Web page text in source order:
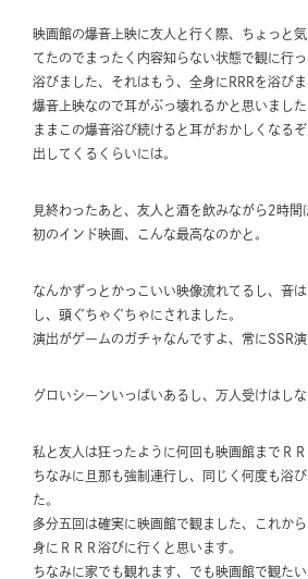
映画館の爆音上映に友人と行く際、ちょっと
てたのでまったく内容知らない状態で観に行っ
浴びました、それはもう、全身にRRRを浴びま
爆音上映なので耳がぶっ壊れるかと思いまし
ままこの爆音浴び続けると耳がおかしくなる
出してくるくらいには。
見終わったあと、友人と酒を飲みながら2時間
初のインド映画、こんな最高なのかと。
なんかずっとかっこいい映像流れてるし、音
し、頭ぐちゃぐちゃにされました。
演出がゲームのガチャなんですよ、常にSSR演
グロいシーンいっぱいあるし、万人受けはしな
私と友人は狂ったように何回も映画館までＲＲ
ちなみに旦那も強制連行し、同じく何度も浴
た。
多分五回は確実に映画館で観ました、これか
身にＲＲＲ浴びに行くと思います。
ちなみに家でも観れます、でも映画館で観たい